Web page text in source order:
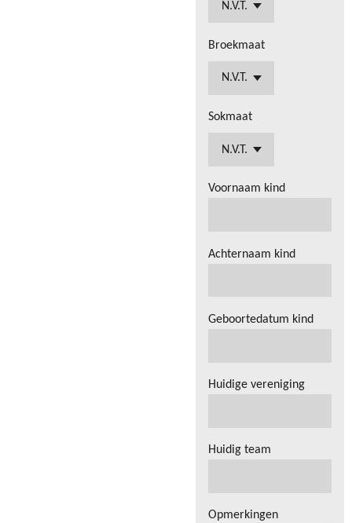
Broekmaat
Sokmaat
Voornaam kind
Achternaam kind
Geboortedatum kind
Huidige vereniging
Huidig team
Opmerkingen